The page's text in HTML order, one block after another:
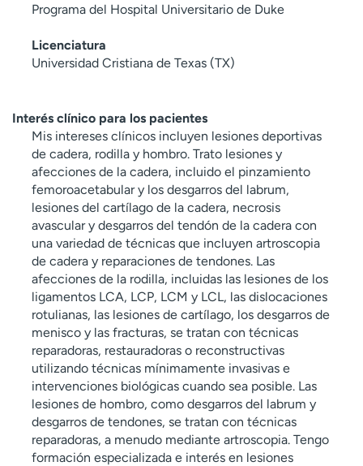
Programa del Hospital Universitario de Duke
Licenciatura
Universidad Cristiana de Texas (TX)
Interés clínico para los pacientes
Mis intereses clínicos incluyen lesiones deportivas
de cadera, rodilla y hombro. Trato lesiones y
afecciones de la cadera, incluido el pinzamiento
femoroacetabular y los desgarros del labrum,
lesiones del cartílago de la cadera, necrosis
avascular y desgarros del tendón de la cadera con
una variedad de técnicas que incluyen artroscopia
de cadera y reparaciones de tendones. Las
afecciones de la rodilla, incluidas las lesiones de los
ligamentos LCA, LCP, LCM y LCL, las dislocaciones
rotulianas, las lesiones de cartílago, los desgarros de
menisco y las fracturas, se tratan con técnicas
reparadoras, restauradoras o reconstructivas
utilizando técnicas mínimamente invasivas e
intervenciones biológicas cuando sea posible. Las
lesiones de hombro, como desgarros del labrum y
desgarros de tendones, se tratan con técnicas
reparadoras, a menudo mediante artroscopia. Tengo
formación especializada e interés en lesiones